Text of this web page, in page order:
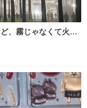
、霧じゃなくて火山